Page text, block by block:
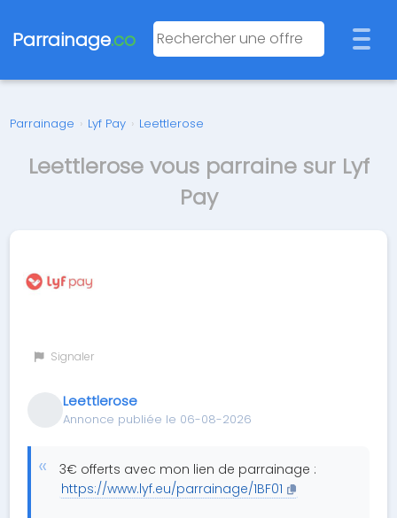
Parrainage.co
Parrainage › Lyf Pay › Leettlerose
Leettlerose vous parraine sur Lyf
Pay
Signaler
Leettlerose
Annonce publiée le 06-08-2026
3€ offerts avec mon lien de parrainage :
https://www.lyf.eu/parrainage/1BF01